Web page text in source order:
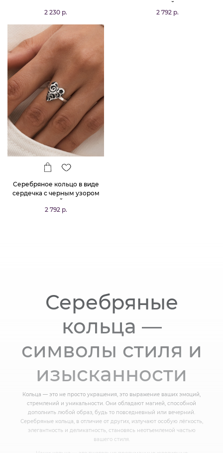
2 230 р.
РУССКИЙ КОД
2 792 р.
Серебряное кольцо в виде
сердечка с черным узором
2 792 р.
Серебряные
кольца —
символы стиля и
изысканности
Кольца — это не просто украшения, это выражение ваших эмоций,
стремлений и уникальности. Они обладают магией, способной
дополнить любой образ, будь то повседневный или вечерний.
Серебряные кольца, в отличие от других, излучают особую лёгкость,
элегантность и деликатность, становясь неотъемлемой частью
вашего стиля.